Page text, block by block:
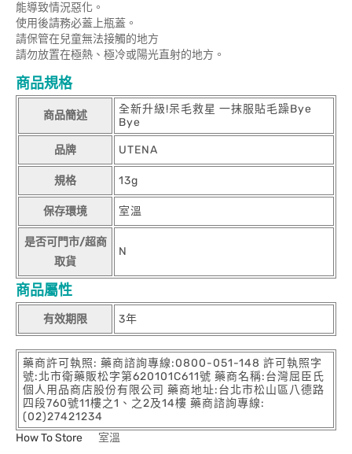
能導致情況惡化。
使用後請務必蓋上瓶蓋。
請保管在兒童無法接觸的地方
請勿放置在極熱、極冷或陽光直射的地方。
商品規格
商品簡述
全新升級!呆毛救星 一抹服貼毛躁Bye
Bye
品牌 UTENA
規格 13g
保存環境 室溫
是否可門市/超商
取貨
N
商品屬性
有效期限 3年
藥商許可執照: 藥商諮詢專線:0800-051-148 許可執照字
號:北市衛藥販松字第620101C611號 藥商名稱:台灣屈臣氏
個人用品商店股份有限公司 藥商地址:台北市松山區八德路
四段760號11樓之1、之2及14樓 藥商諮詢專線:
(02)27421234
How To Store
室溫